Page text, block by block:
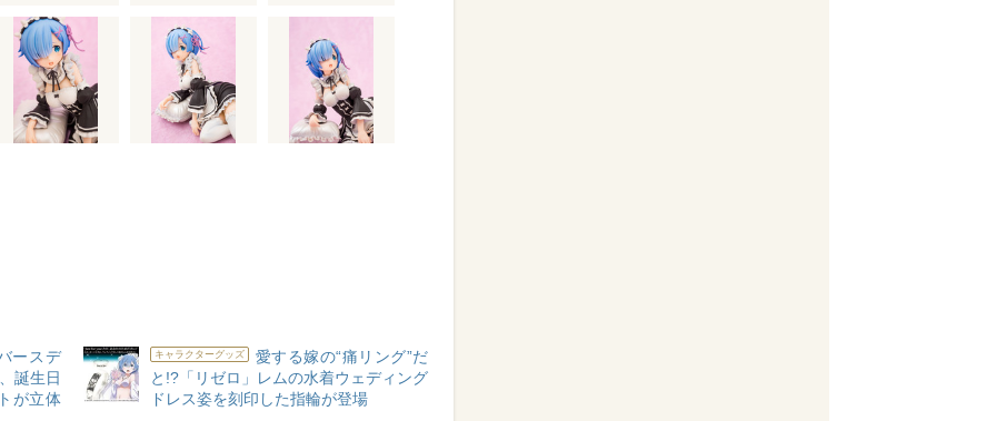
ースデ
誕生日
が立体
キャラクターグッズ
愛する嫁の“痛リング”だ
と!?「リゼロ」レムの水着ウェディング
ドレス姿を刻印した指輪が登場